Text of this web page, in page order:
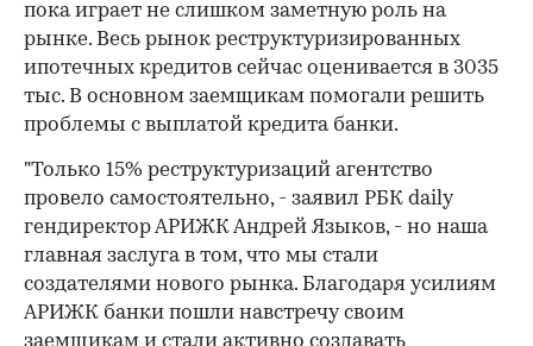
пока играет не слишком заметную роль на
рынке. Весь рынок реструктуризированных
ипотечных кредитов сейчас оценивается в 3035
тыс. В основном заемщикам помогали решить
проблемы с выплатой кредита банки.
"Только 15% реструктуризаций агентство
провело самостоятельно, - заявил РБК daily
гендиректор АРИЖК Андрей Языков, - но наша
главная заслуга в том, что мы стали
создателями нового рынка. Благодаря усилиям
АРИЖК банки пошли навстречу своим